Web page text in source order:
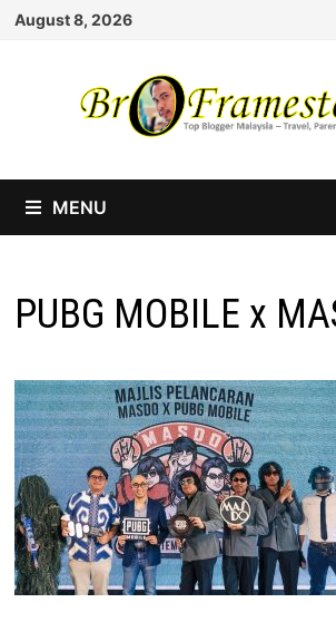
Skip
August 8, 2026
MENU
PUBG MOBILE x